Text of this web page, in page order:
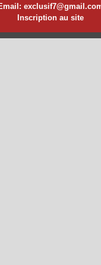
Inscription au site